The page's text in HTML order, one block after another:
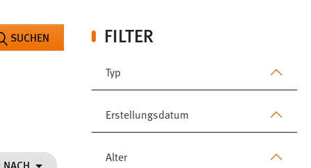
FILTER
Typ
Erstellungsdatum
Alter
SUCHEN